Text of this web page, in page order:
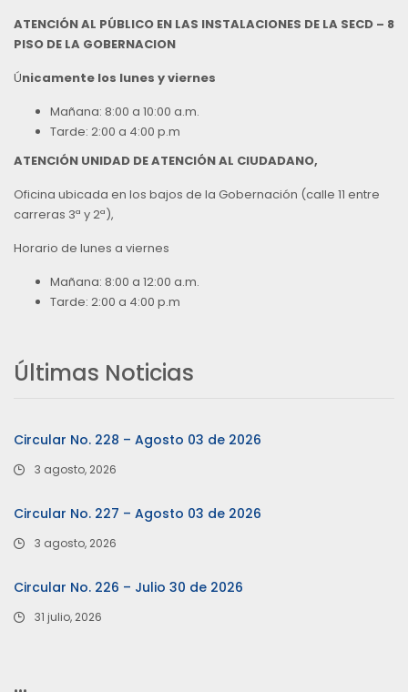
ATENCIÓN AL PÚBLICO EN LAS INSTALACIONES DE LA SECD – 8
PISO DE LA GOBERNACION
Únicamente los lunes y viernes
Mañana: 8:00 a 10:00 a.m.
Tarde: 2:00 a 4:00 p.m
ATENCIÓN UNIDAD DE ATENCIÓN AL CIUDADANO,
Oficina ubicada en los bajos de la Gobernación (calle 11 entre
carreras 3ª y 2ª),
Horario de lunes a viernes
Mañana: 8:00 a 12:00 a.m.
Tarde: 2:00 a 4:00 p.m
Últimas Noticias
Circular No. 228 – Agosto 03 de 2026
3 agosto, 2026
Circular No. 227 – Agosto 03 de 2026
3 agosto, 2026
Circular No. 226 – Julio 30 de 2026
31 julio, 2026
…